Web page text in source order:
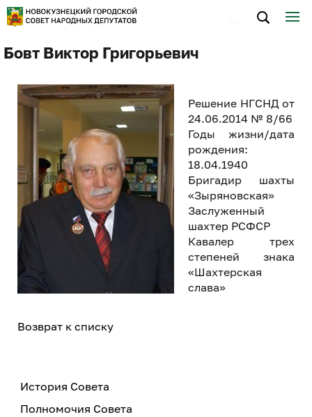
Бовт Виктор Григорьевич
Решение НГСНД от
24.06.2014 № 8/66
Годы жизни/дата
рождения:
18.04.1940
Бригадир шахты
«Зыряновская»
Заслуженный
шахтер РСФСР
Кавалер трех
степеней знака
«Шахтерская
слава»
Возврат к списку
История Совета
Полномочия Совета